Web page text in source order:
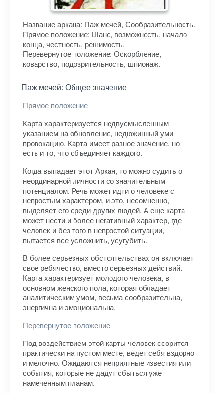
Название аркана: Паж мечей, Сообразительность.
Прямое положение: Шанс, возможность, начало
конца, честность, решимость.
Перевернутое положение: Оскорбление,
коварство, подозрительность, шпионаж.
Паж мечей: Общее значение
Прямое положение
Карта характеризуется недвусмысленным
указанием на обновление, недюжинный уми
провокацию. Карта имеет разное значение, но
есть и то, что объединяет каждого.
Когда выпадает этот Аркан, то можно судить о
неординарной личности со значительным
потенциалом. Речь может идти о человеке с
непростым характером, и это, несомненно,
выделяет его среди других людей. А еще карта
может нести и более негативный характер, где
человек и без того в непростой ситуации,
пытается все усложнить, усугубить.
В более серьезных обстоятельствах он включает
свое ребячество, вместо серьезных действий.
Карта характеризует молодого человека, в
основном женского пола, которая обладает
аналитическим умом, весьма сообразительна,
энергична и эмоциональна.
Перевернутое положение
Под воздействием этой карты человек ссорится
практически на пустом месте, ведет себя вздорно
и мелочно. Ожидаются неприятные известия или
события, которые не дадут сбыться уже
намеченным планам.